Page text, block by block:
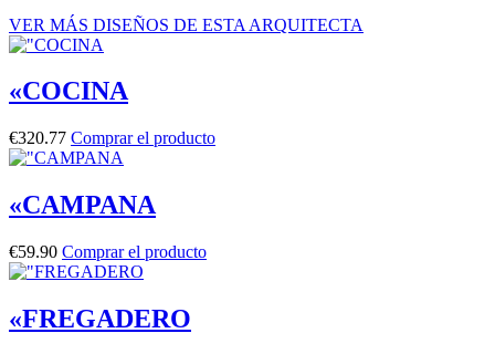
VER MÁS DISEÑOS DE ESTA ARQUITECTA
«COCINA
€320.77 Comprar el producto
«CAMPANA
€59.90 Comprar el producto
«FREGADERO